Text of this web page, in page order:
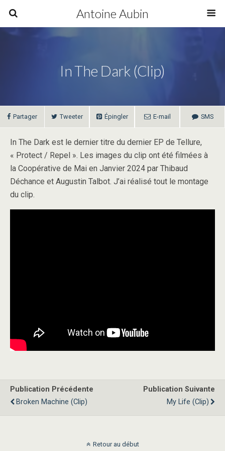
Antoine Aubin
In The Dark (Clip)
Partager Tweeter Épingler E-mail SMS
In The Dark est le dernier titre du dernier EP de Tellure,
« Protect / Repel ». Les images du clip ont été filmées à
la Coopérative de Mai en Janvier 2024 par Thibaud
Déchance et Augustin Talbot. J’ai réalisé tout le montage
du clip.
Publication Précédente
Broken Machine (clip)
Publication Suivante
My Life (clip)
Retour au début